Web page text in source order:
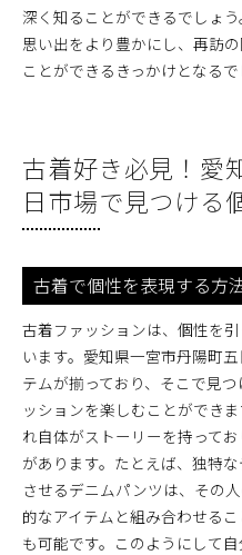
深く知ることができるでしょ
思い出をより豊かにし、再訪
ことができるきっかけとなるで
古着好き必見！愛
日市場で見つける
古着で個性を表現する方
古着ファッションは、個性を
います。愛知県一宮市丹陽町
テムが揃っており、そこで見
ッションを楽しむことができ
れ自体がストーリーを持って
があります。たとえば、独特
させるデニムパンツは、その
的なアイテムと組み合わせる
も可能です。このようにして